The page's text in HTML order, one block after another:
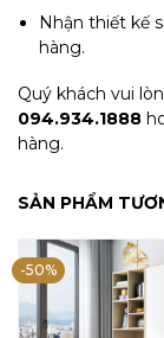
Nhận thiết kế
hàng.
Quý khách vui
094.934.1888
hàng.
SẢN PHẨM
-50%